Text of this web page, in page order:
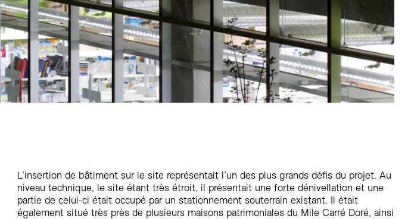
L’insertion de bâtiment sur le site représentait l’un des plus grands défis du projet. Au
niveau technique, le site étant très étroit, il présentait une forte dénivellation et une
partie de celui-ci était occupé par un stationnement souterrain existant. Il était
également situé très près de plusieurs maisons patrimoniales du Mile Carré Doré, ainsi